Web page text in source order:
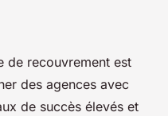
de recouvrement est
des agences avec
de succès élevés et